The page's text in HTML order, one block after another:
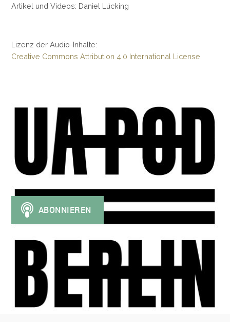
Artikel und Videos: Daniel Lücking
Lizenz der Audio-Inhalte:
Creative Commons Attribution 4.0 International License.